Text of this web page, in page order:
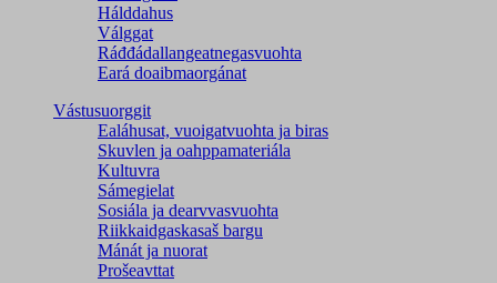
Hálddahus
Válggat
Ráđđádallangeatnegas­vuohta
Eará doaibmaorgánat
Vástusuorggit
Ealáhusat, vuoigatvuohta ja biras
Skuvlen ja oahppamateriála
Kultuvra
Sámegielat
Sosiála ja dearvvasvuohta
Riikkaidgaskasaš bargu
Mánát ja nuorat
Prošeavttat